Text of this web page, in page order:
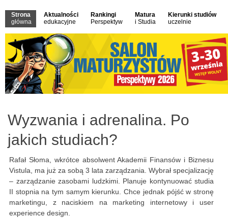
Strona
główna
Aktualności
edukacyjne
Rankingi
Perspektyw
Matura
i Studia
Kierunki studiów
uczelnie
Wyzwania i adrenalina. Po
jakich studiach?
Rafał Słoma, wkrótce absolwent Akademii Finansów i Biznesu
Vistula, ma już za sobą 3 lata zarządzania. Wybrał specjalizację
– zarządzanie zasobami ludzkimi. Planuje kontynuować studia
II stopnia na tym samym kierunku. Chce jednak pójść w stronę
marketingu, z naciskiem na marketing internetowy i user
experience design.